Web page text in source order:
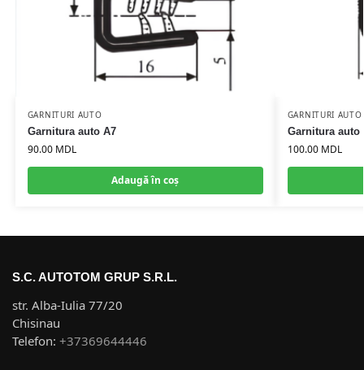
GARNITURI AUTO
Garnitura auto A7
90.00 MDL
Adaugă în coș
GARNITURI AUTO
Garnitura auto
100.00 MDL
S.C. AUTOTOM GRUP S.R.L.
str. Alba-Iulia 77/20
Chisinau
Telefon: +37369644446